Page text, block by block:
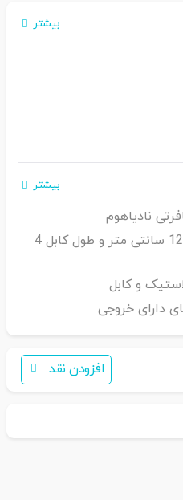
بیشتر
بیشتر
نادیاهوم
طول نوار ال ای دی 125 سانتی متر و طول کابل 4
و کابل
دارای خروجی
افزودن نقد